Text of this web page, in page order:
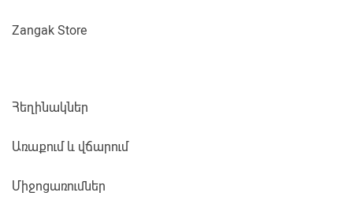
Zangak Store
Հեղինակներ
Առաքում և վճարում
Միջոցառումներ